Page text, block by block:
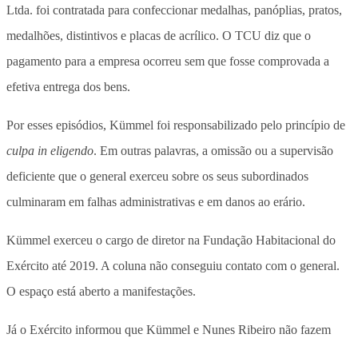
Ltda. foi contratada para confeccionar medalhas, panóplias, pratos,
medalhões, distintivos e placas de acrílico. O TCU diz que o
pagamento para a empresa ocorreu sem que fosse comprovada a
efetiva entrega dos bens.
Por esses episódios, Kümmel foi responsabilizado pelo princípio de
culpa in eligendo. Em outras palavras, a omissão ou a supervisão
deficiente que o general exerceu sobre os seus subordinados
culminaram em falhas administrativas e em danos ao erário.
Kümmel exerceu o cargo de diretor na Fundação Habitacional do
Exército até 2019. A coluna não conseguiu contato com o general.
O espaço está aberto a manifestações.
Já o Exército informou que Kümmel e Nunes Ribeiro não fazem